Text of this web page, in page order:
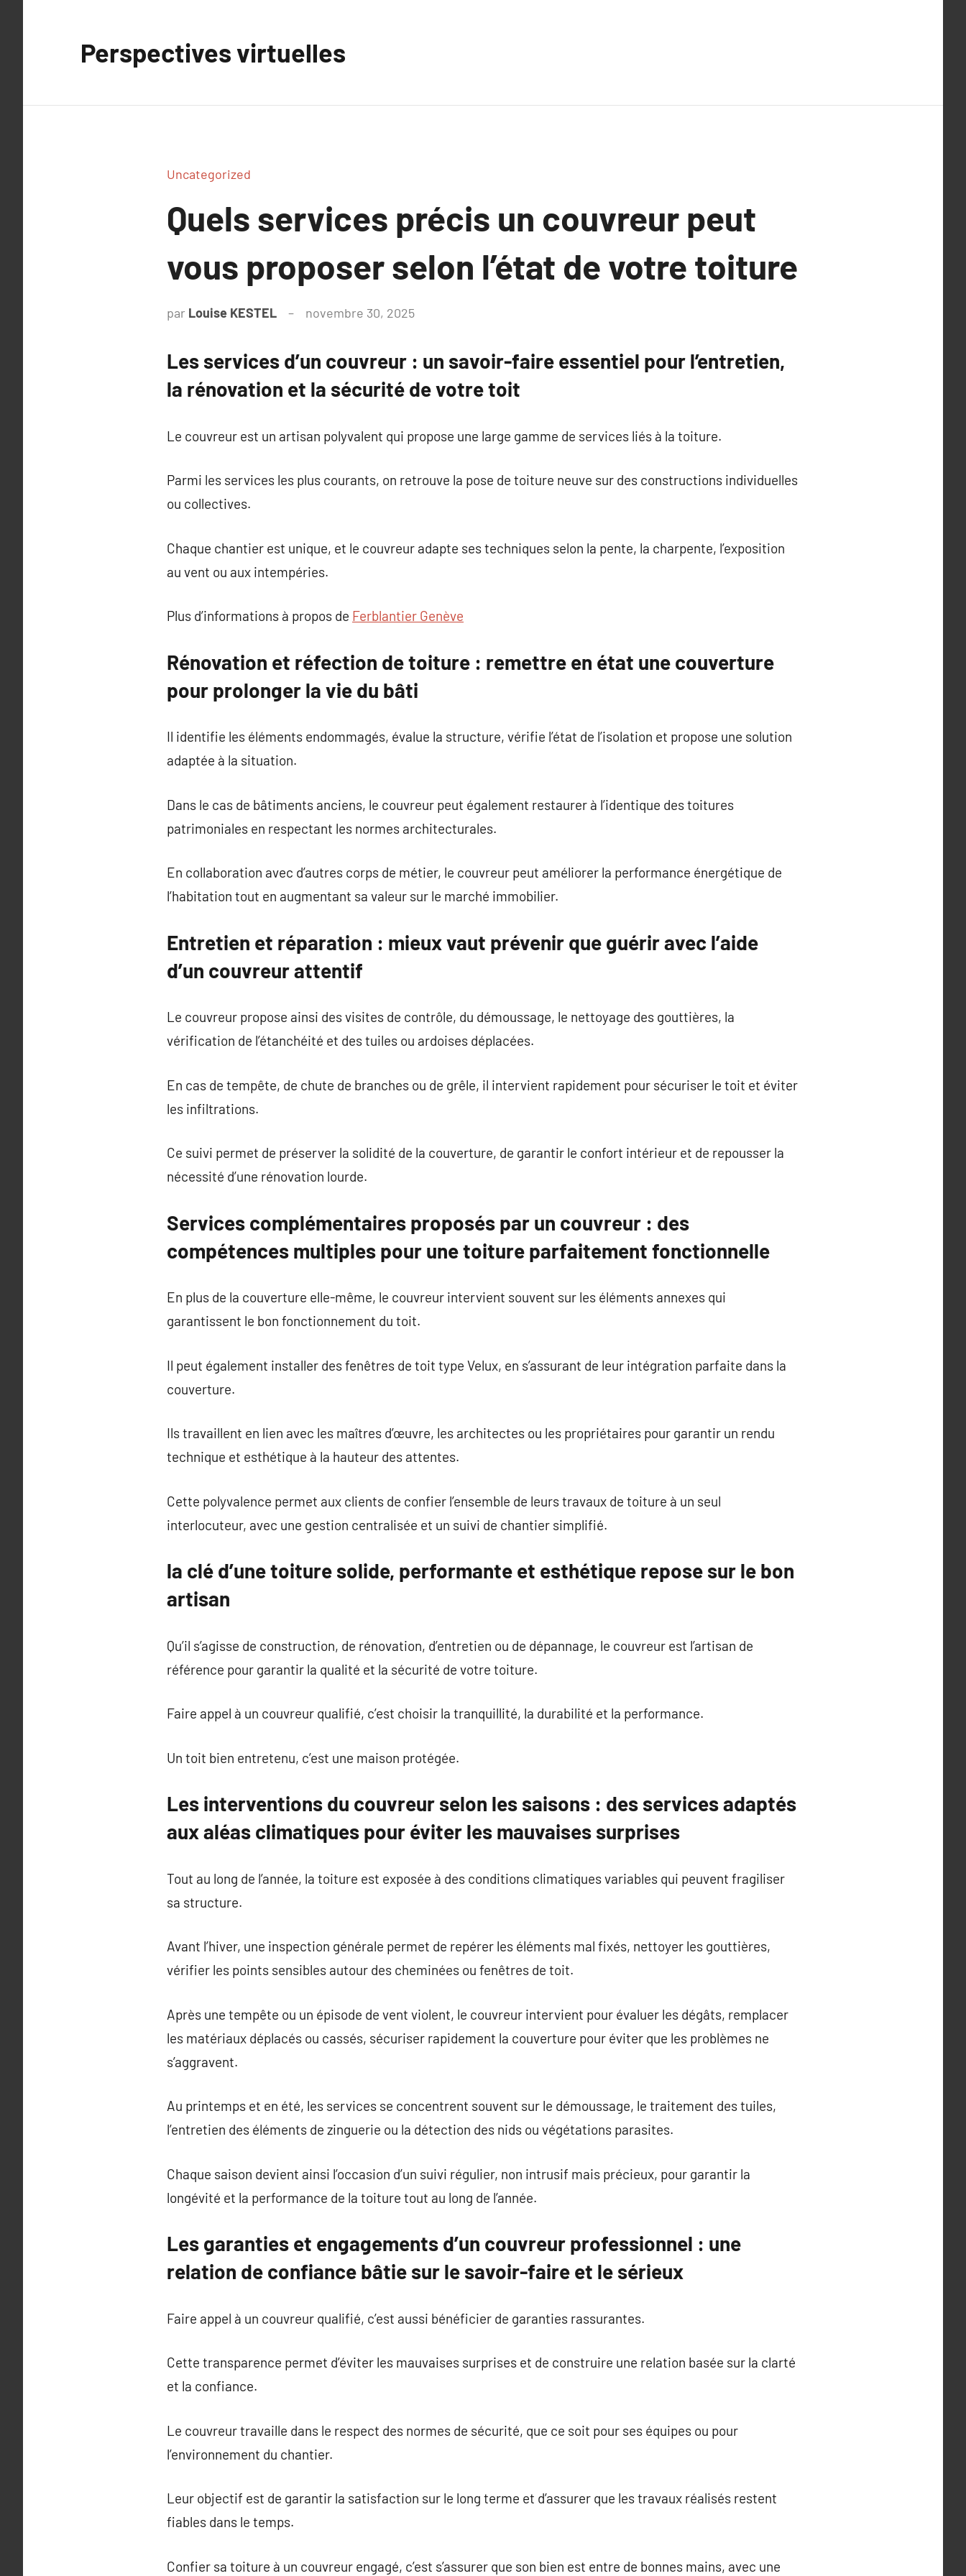
Perspectives virtuelles
Uncategorized
Quels services précis un couvreur peut
vous proposer selon l’état de votre toiture
par Louise KESTEL novembre 30, 2025
Les services d’un couvreur : un savoir-faire essentiel pour l’entretien,
la rénovation et la sécurité de votre toit
Le couvreur est un artisan polyvalent qui propose une large gamme de services liés à la toiture.
Parmi les services les plus courants, on retrouve la pose de toiture neuve sur des constructions individuelles
ou collectives.
Chaque chantier est unique, et le couvreur adapte ses techniques selon la pente, la charpente, l’exposition
au vent ou aux intempéries.
Plus d’informations à propos de Ferblantier Genève
Rénovation et réfection de toiture : remettre en état une couverture
pour prolonger la vie du bâti
Il identifie les éléments endommagés, évalue la structure, vérifie l’état de l’isolation et propose une solution
adaptée à la situation.
Dans le cas de bâtiments anciens, le couvreur peut également restaurer à l’identique des toitures
patrimoniales en respectant les normes architecturales.
En collaboration avec d’autres corps de métier, le couvreur peut améliorer la performance énergétique de
l’habitation tout en augmentant sa valeur sur le marché immobilier.
Entretien et réparation : mieux vaut prévenir que guérir avec l’aide
d’un couvreur attentif
Le couvreur propose ainsi des visites de contrôle, du démoussage, le nettoyage des gouttières, la
vérification de l’étanchéité et des tuiles ou ardoises déplacées.
En cas de tempête, de chute de branches ou de grêle, il intervient rapidement pour sécuriser le toit et éviter
les infiltrations.
Ce suivi permet de préserver la solidité de la couverture, de garantir le confort intérieur et de repousser la
nécessité d’une rénovation lourde.
Services complémentaires proposés par un couvreur : des
compétences multiples pour une toiture parfaitement fonctionnelle
En plus de la couverture elle-même, le couvreur intervient souvent sur les éléments annexes qui
garantissent le bon fonctionnement du toit.
Il peut également installer des fenêtres de toit type Velux, en s’assurant de leur intégration parfaite dans la
couverture.
Ils travaillent en lien avec les maîtres d’œuvre, les architectes ou les propriétaires pour garantir un rendu
technique et esthétique à la hauteur des attentes.
Cette polyvalence permet aux clients de confier l’ensemble de leurs travaux de toiture à un seul
interlocuteur, avec une gestion centralisée et un suivi de chantier simplifié.
la clé d’une toiture solide, performante et esthétique repose sur le bon
artisan
Qu’il s’agisse de construction, de rénovation, d’entretien ou de dépannage, le couvreur est l’artisan de
référence pour garantir la qualité et la sécurité de votre toiture.
Faire appel à un couvreur qualifié, c’est choisir la tranquillité, la durabilité et la performance.
Un toit bien entretenu, c’est une maison protégée.
Les interventions du couvreur selon les saisons : des services adaptés
aux aléas climatiques pour éviter les mauvaises surprises
Tout au long de l’année, la toiture est exposée à des conditions climatiques variables qui peuvent fragiliser
sa structure.
Avant l’hiver, une inspection générale permet de repérer les éléments mal fixés, nettoyer les gouttières,
vérifier les points sensibles autour des cheminées ou fenêtres de toit.
Après une tempête ou un épisode de vent violent, le couvreur intervient pour évaluer les dégâts, remplacer
les matériaux déplacés ou cassés, sécuriser rapidement la couverture pour éviter que les problèmes ne
s’aggravent.
Au printemps et en été, les services se concentrent souvent sur le démoussage, le traitement des tuiles,
l’entretien des éléments de zinguerie ou la détection des nids ou végétations parasites.
Chaque saison devient ainsi l’occasion d’un suivi régulier, non intrusif mais précieux, pour garantir la
longévité et la performance de la toiture tout au long de l’année.
Les garanties et engagements d’un couvreur professionnel : une
relation de confiance bâtie sur le savoir-faire et le sérieux
Faire appel à un couvreur qualifié, c’est aussi bénéficier de garanties rassurantes.
Cette transparence permet d’éviter les mauvaises surprises et de construire une relation basée sur la clarté
et la confiance.
Le couvreur travaille dans le respect des normes de sécurité, que ce soit pour ses équipes ou pour
l’environnement du chantier.
Leur objectif est de garantir la satisfaction sur le long terme et d’assurer que les travaux réalisés restent
fiables dans le temps.
Confier sa toiture à un couvreur engagé, c’est s’assurer que son bien est entre de bonnes mains, avec une